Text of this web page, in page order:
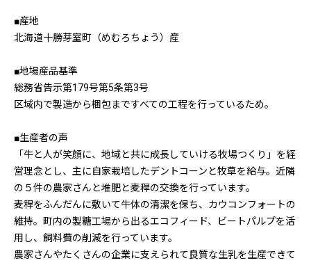
■産地
北海道十勝芽室町（めむろちょう）産
■地場産品基準
総務省告示第179号第5条第3号
区域内で製造から梱包まですべての工程を行っているため。
■生産者の声
「牛と人が笑顔に、地域と共に成長していける牧場つくり」を経
営理念とし、主に自家栽培したデントコーンと牧草を給与。近隣
の５件の農家さんと堆肥と麦稈の交換を行っています。
麦稈をふんだんに敷いて牛体の清潔を保ち、カウコンフォートの
維持。町内の製糖工場から出るエコフィード、ビートパルプを活
用し、飼料費の削減を行っています。
農家さんやたくさんの企業に支えられて良質な生乳を生産できて